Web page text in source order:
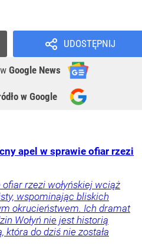
UDOSTĘPNIJ
w Google News
w Google
apel w sprawie ofiar rzezi
rzezi wołyńskiej wciąż
wspominając bliskich
okrucieństwem. Ich dramat
Wołyń nie jest historią
która do dziś nie została